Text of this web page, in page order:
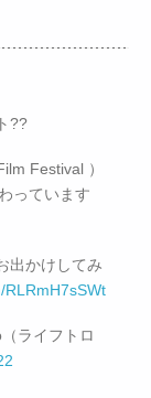
??
Festival ）
っています
出かけしてみ
RLRmH7sSWt
ライフトロ